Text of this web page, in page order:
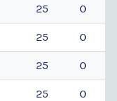
25 0
25 0
25 0
25 0